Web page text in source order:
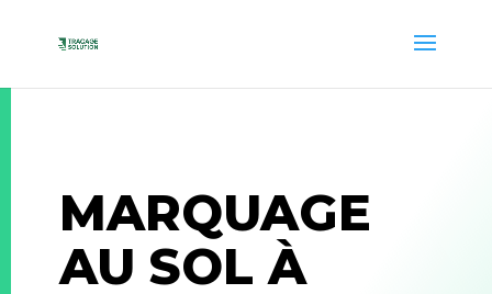
MARQUAGE
AU SOL À